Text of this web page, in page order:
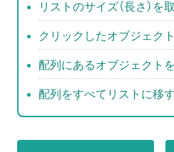
リストのサイズ（長さ）を
クリックしたオブジェク
配列にあるオブジェクト
配列をすべてリストに移す